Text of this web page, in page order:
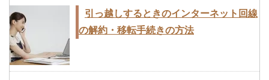
引越見積もり依頼のときに準備しておく
べき項目
引っ越しするときのインターネット回線
の解約・移転手続きの方法